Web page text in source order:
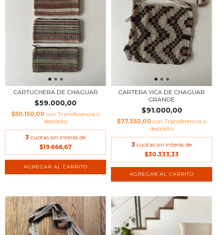
CARTUCHERA DE CHAGUAR
$59.000,00
$50.150,00 con Transferencia o
depósito
3 cuotas sin interés de
$19.666,67
AGREGAR AL CARRITO
CARTERA YICA DE CHAGUAR
GRANDE
$91.000,00
$77.350,00 con Transferencia o
depósito
3 cuotas sin interés de
$30.333,33
AGREGAR AL CARRITO